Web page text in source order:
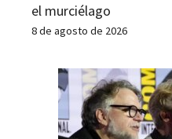
el murciélago
8 de agosto de 2026